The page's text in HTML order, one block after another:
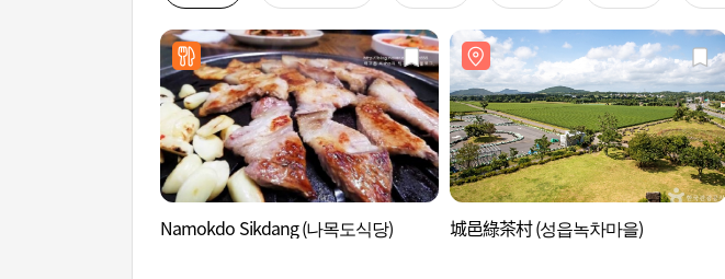
Namokdo Sikdang (나목도식당) 城邑綠茶村 (성읍녹차마을)